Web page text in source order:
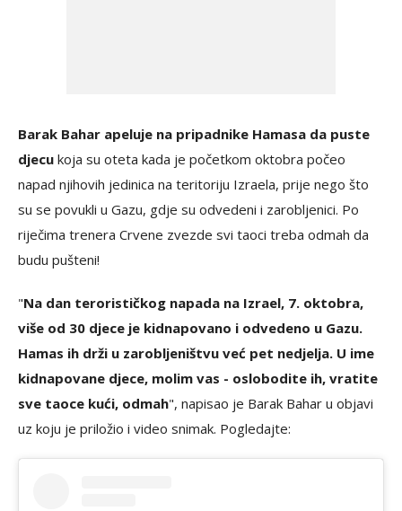
Barak Bahar apeluje na pripadnike Hamasa da puste
djecu koja su oteta kada je početkom oktobra počeo
napad njihovih jedinica na teritoriju Izraela, prije nego što
su se povukli u Gazu, gdje su odvedeni i zarobljenici. Po
riječima trenera Crvene zvezde svi taoci treba odmah da
budu pušteni!
"Na dan terorističkog napada na Izrael, 7. oktobra,
više od 30 djece je kidnapovano i odvedeno u Gazu.
Hamas ih drži u zarobljeništvu već pet nedjelja. U ime
kidnapovane djece, molim vas - oslobodite ih, vratite
sve taoce kući, odmah", napisao je Barak Bahar u objavi
uz koju je priložio i video snimak. Pogledajte: